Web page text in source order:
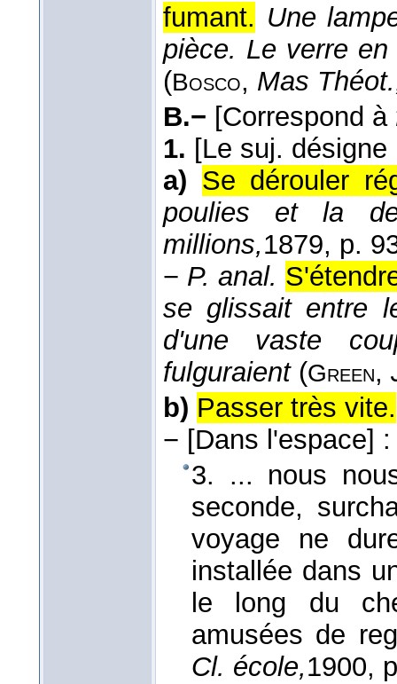
fumant. Une
pièce. Le verre
(Bosco, Mas
B.− [Correspond à
1. [Le suj.
a) Se dérouler
poulies et la
millions,1879, p.
− P. anal.
se glissait entre
d'une vaste
fulguraient(Green,
b) Passer très vite.
− [Dans l'espace] :
3. ... nous
seconde,
voyage ne
installée dans
le long du
amusées de
Cl. école,1900,